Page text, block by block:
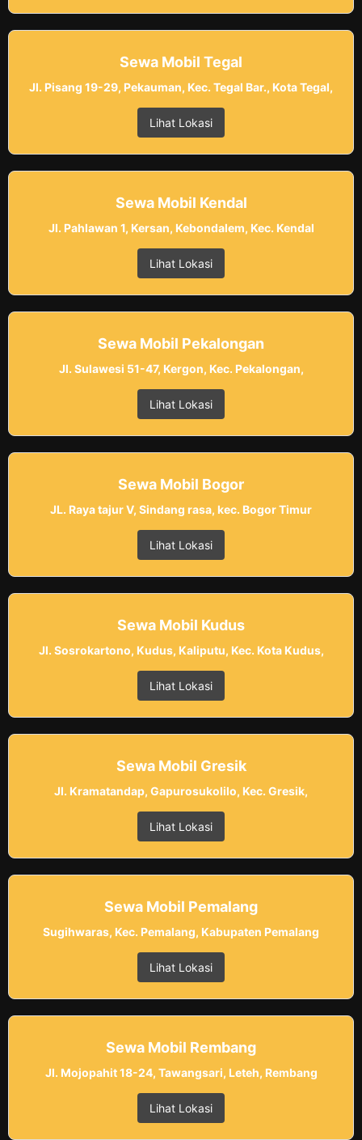
Sewa Mobil Tegal
Jl. Pisang 19-29, Pekauman, Kec. Tegal Bar., Kota Tegal,
Lihat Lokasi
Sewa Mobil Kendal
Jl. Pahlawan 1, Kersan, Kebondalem, Kec. Kendal
Lihat Lokasi
Sewa Mobil Pekalongan
Jl. Sulawesi 51-47, Kergon, Kec. Pekalongan,
Lihat Lokasi
Sewa Mobil Bogor
JL. Raya tajur V, Sindang rasa, kec. Bogor Timur
Lihat Lokasi
Sewa Mobil Kudus
Jl. Sosrokartono, Kudus, Kaliputu, Kec. Kota Kudus,
Lihat Lokasi
Sewa Mobil Gresik
Jl. Kramatandap, Gapurosukolilo, Kec. Gresik,
Lihat Lokasi
Sewa Mobil Pemalang
Sugihwaras, Kec. Pemalang, Kabupaten Pemalang
Lihat Lokasi
Sewa Mobil Rembang
Jl. Mojopahit 18-24, Tawangsari, Leteh, Rembang
Lihat Lokasi